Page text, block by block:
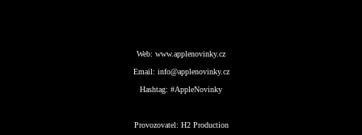
Web: www.applenovinky.cz
Email: info@applenovinky.cz
Hashtag: #AppleNovinky
Provozovatel: H2 Production